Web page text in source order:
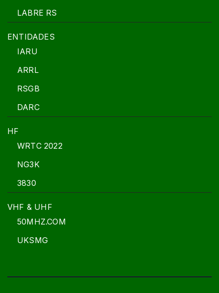
LABRE RS
ENTIDADES
IARU
ARRL
RSGB
DARC
HF
WRTC 2022
NG3K
3830
VHF & UHF
50MHZ.COM
UKSMG